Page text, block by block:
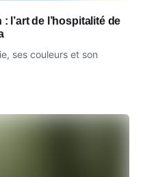
l’art de l’hospitalité de
ses couleurs et son